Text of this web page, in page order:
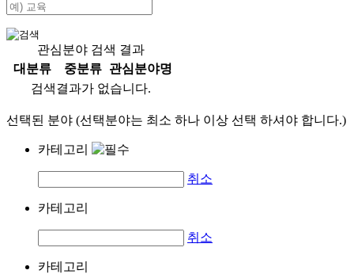
관심분야 검색 결과
대분류
중분류
관심분야명
검색결과가 없습니다.
선택된 분야 (선택분야는 최소 하나 이상 선택 하셔야 합니다.)
카테고리
취소
카테고리
취소
카테고리